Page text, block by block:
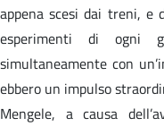
appena scesi dai treni, e
esperimenti di ogni
simultaneamente con
ebbero un impulso
Mengele, a causa